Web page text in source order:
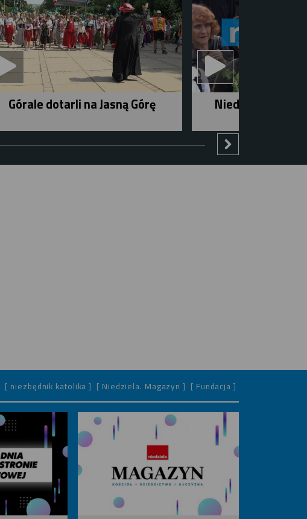
Górale dotarli na Jasną Górę Niedziela w
[ niezbędnik katolika ] [ Niedziela. Magazyn ] [ Fundacja ]